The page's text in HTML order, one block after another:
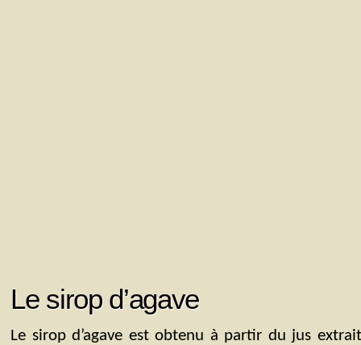
Le sirop d’agave
Le sirop d’agave est obtenu à partir du jus